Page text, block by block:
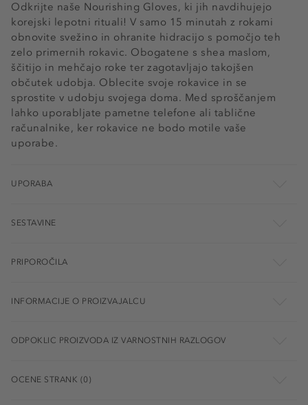
Odkrijte naše Nourishing Gloves, ki jih navdihujejo
korejski lepotni rituali! V samo 15 minutah z rokami
obnovite svežino in ohranite hidracijo s pomočjo teh
zelo primernih rokavic. Obogatene s shea maslom,
ščitijo in mehčajo roke ter zagotavljajo takojšen
občutek udobja. Oblecite svoje rokavice in se
sprostite v udobju svojega doma. Med sproščanjem
lahko uporabljate pametne telefone ali tablične
računalnike, ker rokavice ne bodo motile vaše
uporabe.
UPORABA
SESTAVINE
PRIPOROČILA
INFORMACIJE O PROIZVAJALCU
ODPOKLIC PROIZVODA IZ VARNOSTNIH RAZLOGOV
OCENE STRANK (0)